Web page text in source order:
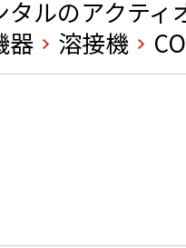
ルのアクティ
器
溶接機